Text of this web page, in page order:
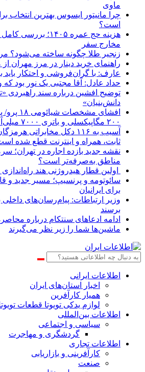
ماوی
چرا مانیتور ایسوس بهترین انتخاب
است؟
هزینه حج عمره ۱۴۰۵؛
مخارج سفر
زنجیر طلا چگونه ساخته می‌شود؟
راهنمای خرید دینار در مرز مهران از
عارف: با گران‌فروشی و احتکار
حداد عادل: آقا مجتبی یک نور بود که
توضیح افشین درباره سند راهبردی
دانش‌بنیان»
افشای
۲۰۰ مگاپیکسلی و باتری ۷۰۰۰ میلی‌آمپری در راه است
آسیب به ۱۱۶ دکل مخابراتی
ثابت، همراه و اینترنت ‌قطع شده
نقشه جدید بازده اجاره در تهران؛
مناطق به‌صرفه‌تر است؟
اولین قطار هیدروژنی هند
سائوتومه و پرنسیپ؛ مسیر جدید و
برای ایرانیان
وزیر ارتباطات: پیام‌رسان‌های داخلی
برسند
ادامه ادعاهای سنتکام درباره
ماشین‌ها شما را زیر نظر می‌گیرند
اطلاعات‌ ‎ایرانی
اخبار استان‌های ایران
همیار کارآفرین
لوازم یدکی تویوتا قطعات
اطلاعات بین‌المللی
سیاسی و اجتماعی
گردشگری و مهاجرت
اطلاعات تجاری
کارآفرینی و بازاریابی
صنعت